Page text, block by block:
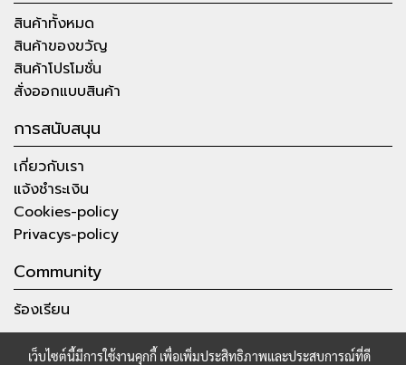
สินค้าทั้งหมด
สินค้าของขวัญ
สินค้าโปรโมชั่น
สั่งออกแบบสินค้า
การสนับสนุน
เกี่ยวกับเรา
แจ้งชำระเงิน
Cookies-policy
Privacys-policy
Community
ร้องเรียน
เว็บไซต์นี้มีการใช้งานคุกกี้ เพื่อเพิ่มประสิทธิภาพและประสบการณ์ที่ดี